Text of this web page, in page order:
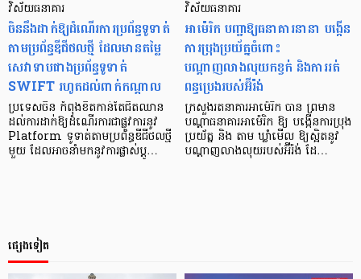
វិស័យធនាគារ
ចិននឹងដាក់ឱ្យដំណើរការប្រព័ន្ធទូទាត់
តាមប្រព័ន្ធឌីជីថលថ្មី ដែលមានតម្លៃ
សេវាទាបជាងប្រព័ន្ធទូទាត់
SWIFT រហូតដល់ពាក់កណ្តាល
ប្រទេសចិន កំពុងខិតកាន់តែជិតឈាន
ដល់ការដាក់ឱ្យដំណើរការជាផ្លូវការនូវ
Platform ទូទាត់តាមប្រព័ន្ធឌីជីថលថ្មី
មួយ ដែលអាចនាំមកនូវការផ្លាស់ប្តូ…
វិស័យធនាគារ
អាម៉េរិក បញ្ជាឱ្យធនាគារនានា បង្កើន
ការប្រុងប្រយ័ត្នចំពោះ
បណ្តាញលាងលុយកខ្វក់ និងការរត់
ពន្ធប្រេងរបស់អ៊ីរ៉ង់
​ក្រសួងរតនាគារអាម៉េរិក បាន ព្រមាន
បណ្ដាធនាគារអាម៉េរិក ឱ្យ បង្កើនការប្រុង
ប្រយ័ត្ន និង តាម ឃ្លាំមើល ឱ្យស្អិតនូវ
បណ្តាញលាងលុយរបស់អ៊ីរ៉ង់ ដែ…
ផ្សេងទៀត